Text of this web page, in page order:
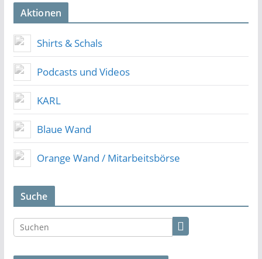
Aktionen
Shirts & Schals
Podcasts und Videos
KARL
Blaue Wand
Orange Wand / Mitarbeitsbörse
Suche